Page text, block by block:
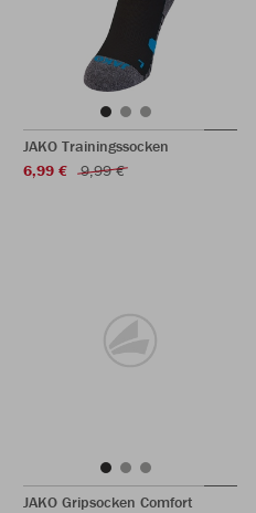
JAKO Trainingssocken
6,99 €
9,99 €
JAKO Gripsocken Comfort